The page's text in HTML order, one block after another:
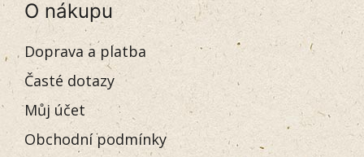
O nákupu
Doprava a platba
Časté dotazy
Můj účet
Obchodní podmínky